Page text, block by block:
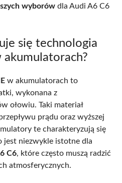
wyborów dla Audi A6 C6
się technologia
akumulatorach?
w akumulatorach to
wykonana z
ołowiu. Taki materiał
prądu oraz wyższej
te charakteryzują się
jest niezwykle istotne dla
C6, które często muszą radzić
atmosferycznych.